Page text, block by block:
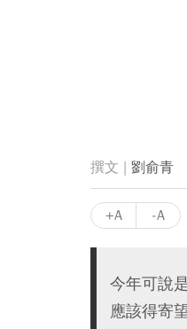
劉俞青
+A -A
今年可說
應該得寄